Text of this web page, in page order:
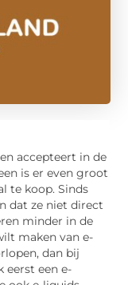
accepteert in de
is er even groot
te koop. Sinds
dat ze niet direct
minder in de
maken van e-
dan bij
eerst een e-